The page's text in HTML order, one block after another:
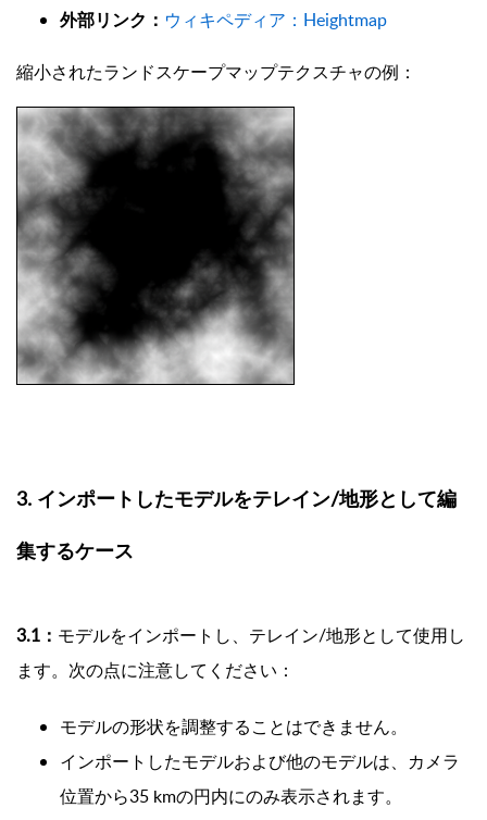
外部リンク： ウィキペディア：Heightmap
縮小されたランドスケープマップテクスチャの例：
3. インポートしたモデルをテレイン/地形として編
集するケース
3.1： モデルをインポートし、テレイン/地形として使用し
ます。次の点に注意してください：
モデルの形状を調整することはできません。
インポートしたモデルおよび他のモデルは、カメラ
位置から35 kmの円内にのみ表示されます。